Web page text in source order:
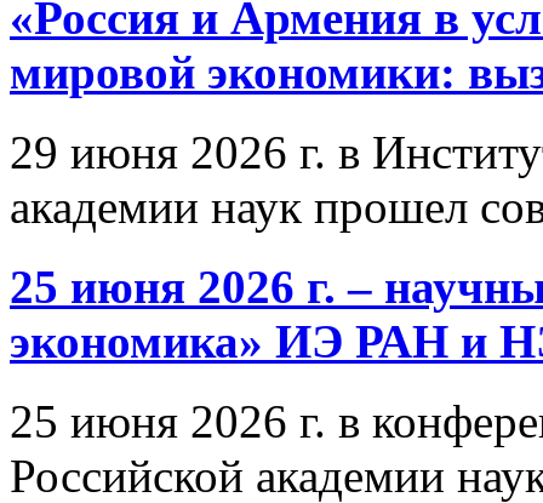
«Россия и Армения в
мировой экономики:
29 июня 2026 г. в
академии наук прошел
25 июня 2026 г. –
экономика» ИЭ РАН и
25 июня 2026 г. в
Российской академии